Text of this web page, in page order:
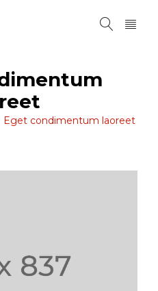
Eget condimentum laoreet